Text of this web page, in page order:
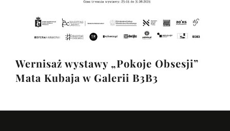
Wernisaż wystawy „Pokoje Obsesji”
Mata Kubaja w Galerii B3B3